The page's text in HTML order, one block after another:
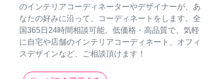
のインテリアコーディネーターやデザイナーが、あ
なたの好みに沿って、コーディネートをします。全
国365日24時間相談可能。低価格・高品質で、気軽
に自宅や店舗のインテリアコーディネート、オフィ
スデザインなど、ご相談頂けます！